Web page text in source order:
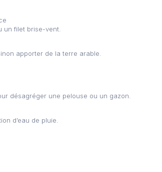
un filet brise-vent.
apporter de la terre arable.
désagréger une pelouse ou un gazon.
d’eau de pluie.